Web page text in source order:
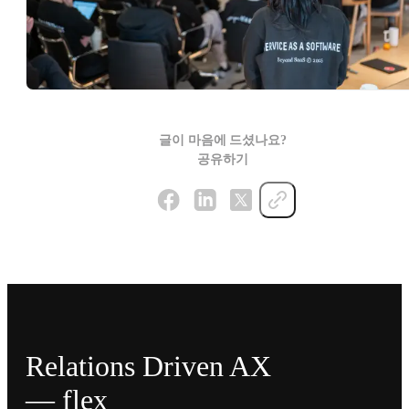
글이 마음에 드셨나요?
공유하기
Relations Driven AX
— flex